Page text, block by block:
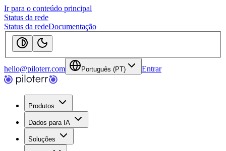
Ir para o conteúdo principal
Status da rede
Status da redeDocumentação
hello@piloterr.com Português (PT) Entrar
Produtos
Dados para IA
Soluções